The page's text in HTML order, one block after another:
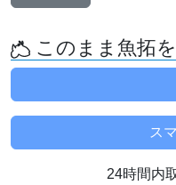
このまま魚拓
24時間内